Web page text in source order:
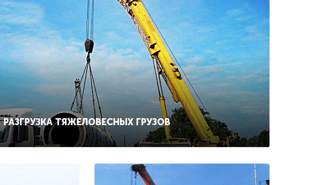
РАЗГРУЗКА ТЯЖЕЛОВЕСНЫХ ГРУЗОВ